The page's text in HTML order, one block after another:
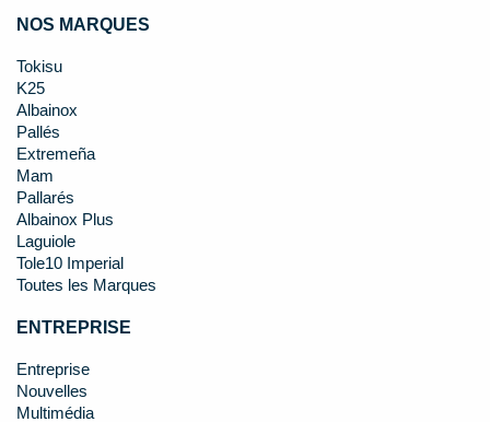
NOS MARQUES
Tokisu
K25
Albainox
Pallés
Extremeña
Mam
Pallarés
Albainox Plus
Laguiole
Tole10 Imperial
Toutes les Marques
ENTREPRISE
Entreprise
Nouvelles
Multimédia